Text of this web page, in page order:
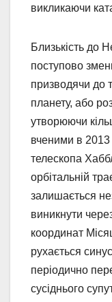
викликаючи
Близькість до
поступово
призводячи до
планету, або
утворюючи
вченими в 2013
телескопа
орбітальній
залишається
виникнути
координат
рухається
періодично
сусіднього